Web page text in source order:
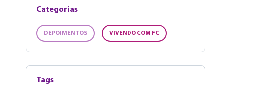
Categorias
DEPOIMENTOS VIVENDO COM FC
Tags